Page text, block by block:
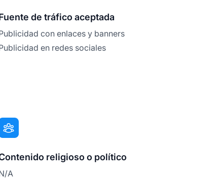
de tráfico aceptada
con enlaces y banners
en redes sociales
religioso o político
A